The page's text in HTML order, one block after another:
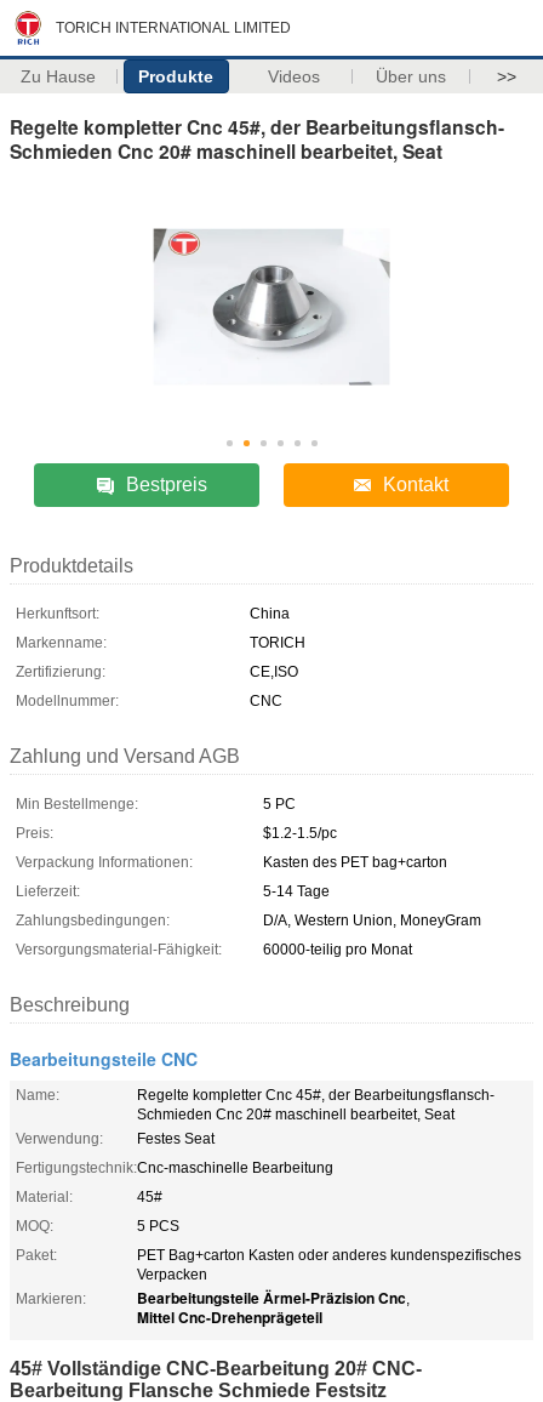
TORICH INTERNATIONAL LIMITED
Zu Hause Produkte Videos Über uns >>
Regelte kompletter Cnc 45#, der Bearbeitungsflansch-
Schmieden Cnc 20# maschinell bearbeitet, Seat
Bestpreis Kontakt
Produktdetails
Herkunftsort:
China
Markenname:
TORICH
Zertifizierung:
CE,ISO
Modellnummer:
CNC
Zahlung und Versand AGB
Min Bestellmenge:
5 PC
Preis:
$1.2-1.5/pc
Verpackung Informationen:
Kasten des PET bag+carton
Lieferzeit:
5-14 Tage
Zahlungsbedingungen:
D/A, Western Union, MoneyGram
Versorgungsmaterial-Fähigkeit:
60000-teilig pro Monat
Beschreibung
Bearbeitungsteile CNC
Name:
Regelte kompletter Cnc 45#, der Bearbeitungsflansch-
Schmieden Cnc 20# maschinell bearbeitet, Seat
Verwendung:
Festes Seat
Fertigungstechnik:Cnc-maschinelle Bearbeitung
Material:
45#
MOQ:
5 PCS
Paket:
PET Bag+carton Kasten oder anderes kundenspezifisches
Verpacken
Markieren:
Bearbeitungsteile Ärmel-Präzision Cnc,
Mittel Cnc-Drehenprägeteil
45# Vollständige CNC-Bearbeitung 20# CNC-
Bearbeitung Flansche Schmiede Festsitz